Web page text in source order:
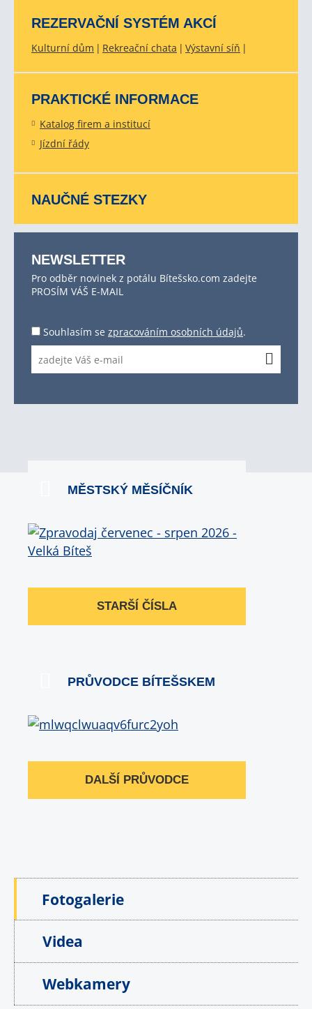
REZERVAČNÍ SYSTÉM AKCÍ
Kulturní dům Rekreační chata Výstavní síň
PRAKTICKÉ INFORMACE
Katalog firem a institucí
Jízdní řády
NAUČNÉ STEZKY
NEWSLETTER
Pro odběr novinek z potálu Bítešsko.com zadejte
PROSÍM VÁŠ E-MAIL
Souhlasím se zpracováním osobních údajů.
MĚSTSKÝ MĚSÍČNÍK
STARŠÍ ČÍSLA
PRŮVODCE BÍTEŠSKEM
DALŠÍ PRŮVODCE
Fotogalerie
Videa
Webkamery